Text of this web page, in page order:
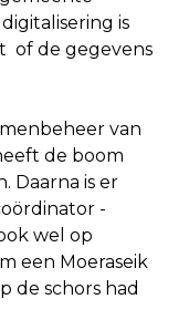
is
of de gegevens
van
de boom
Daarna is er
-
wel op
een Moeraseik
de schors had